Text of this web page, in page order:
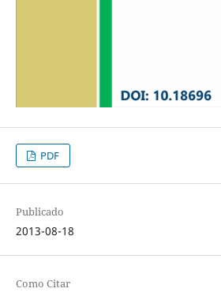
PDF
Publicado
2013-08-18
Como Citar